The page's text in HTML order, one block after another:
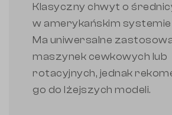
Klasyczny chwyt o
w amerykańskim
Ma uniwersalne
maszynek cewkowych lub
rotacyjnych, jednak
go do lżejszych modeli.